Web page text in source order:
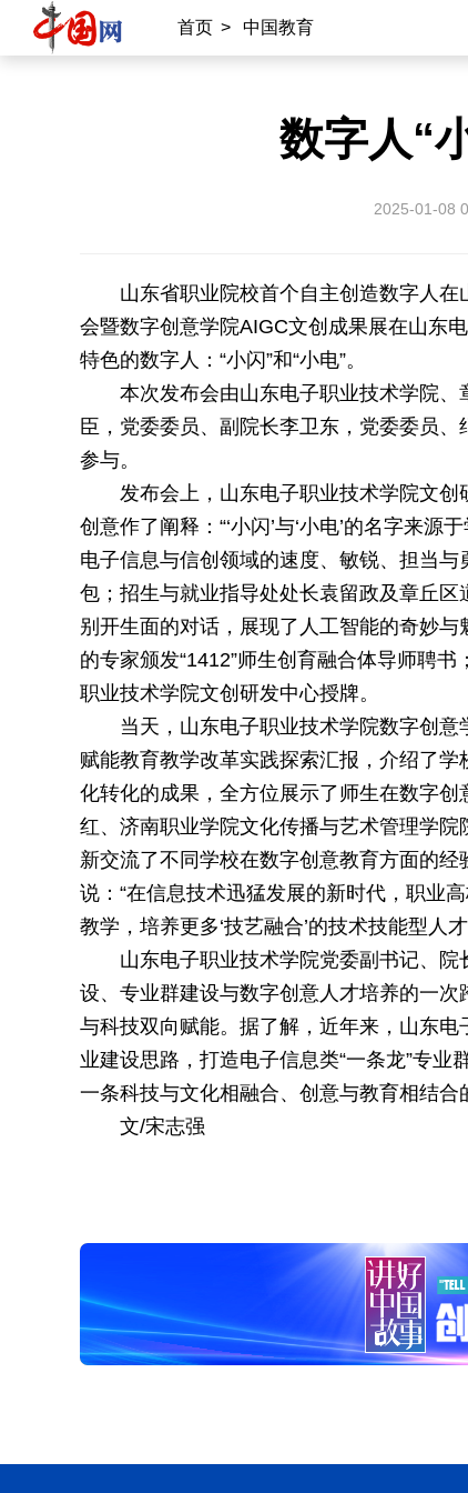
首页 > 中国教育
数字人“
2025-01-08
山东省职业院校首个自主创造数字人
会暨数字创意学院AIGC文创成果展在山东
特色的数字人：“小闪”和“小电”。
本次发布会由山东电子职业技术学院、
臣，党委委员、副院长李卫东，党委委员
参与。
发布会上，山东电子职业技术学院文创
创意作了阐释：“‘小闪’与‘小电’的名字来源
电子信息与信创领域的速度、敏锐、担当与
包；招生与就业指导处处长袁留政及章丘区
别开生面的对话，展现了人工智能的奇妙
的专家颁发“1412”师生创育融合体导师聘
职业技术学院文创研发中心授牌。
当天，山东电子职业技术学院数字创
赋能教育教学改革实践探索汇报，介绍了
化转化的成果，全方位展示了师生在数字
红、济南职业学院文化传播与艺术管理学
新交流了不同学校在数字创意教育方面的
说：“在信息技术迅猛发展的新时代，职业
教学，培养更多‘技艺融合’的技术技能型人
山东电子职业技术学院党委副书记、院
设、专业群建设与数字创意人才培养的一
与科技双向赋能。据了解，近年来，山东
业建设思路，打造电子信息类“一条龙”专业
一条科技与文化相融合、创意与教育相结合
文/宋志强